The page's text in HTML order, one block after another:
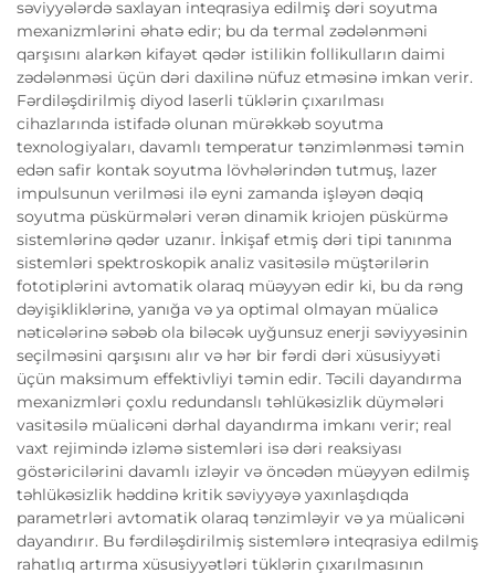
səviyyələrdə saxlayan inteqrasiya edilmiş dəri soyutma
mexanizmlərini əhatə edir; bu da termal zədələnməni
qarşısını alarkən kifayət qədər istilikin follikulların daimi
zədələnməsi üçün dəri daxilinə nüfuz etməsinə imkan verir.
Fərdiləşdirilmiş diyod laserli tüklərin çıxarılması
cihazlarında istifadə olunan mürəkkəb soyutma
texnologiyaları, davamlı temperatur tənzimlənməsi təmin
edən safir kontak soyutma lövhələrindən tutmuş, lazer
impulsunun verilməsi ilə eyni zamanda işləyən dəqiq
soyutma püskürmələri verən dinamik kriojen püskürmə
sistemlərinə qədər uzanır. İnkişaf etmiş dəri tipi tanınma
sistemləri spektroskopik analiz vasitəsilə müştərilərin
fototiplərini avtomatik olaraq müəyyən edir ki, bu da rəng
dəyişikliklərinə, yanığa və ya optimal olmayan müalicə
nəticələrinə səbəb ola biləcək uyğunsuz enerji səviyyəsinin
seçilməsini qarşısını alır və hər bir fərdi dəri xüsusiyyəti
üçün maksimum effektivliyi təmin edir. Təcili dayandırma
mexanizmləri çoxlu redundanslı təhlükəsizlik düymələri
vasitəsilə müalicəni dərhal dayandırma imkanı verir; real
vaxt rejimində izləmə sistemləri isə dəri reaksiyası
göstəricilərini davamlı izləyir və öncədən müəyyən edilmiş
təhlükəsizlik həddinə kritik səviyyəyə yaxınlaşdıqda
parametrləri avtomatik olaraq tənzimləyir və ya müalicəni
dayandırır. Bu fərdiləşdirilmiş sistemlərə inteqrasiya edilmiş
rahatlıq artırma xüsusiyyətləri tüklərin çıxarılmasının